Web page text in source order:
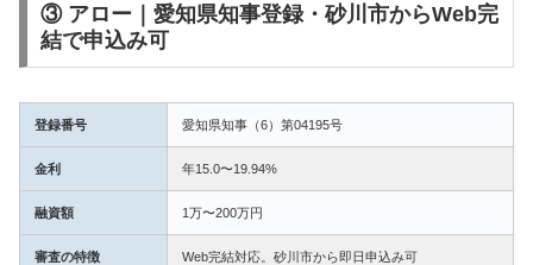
③ アロー｜愛知県知事登録・砂川市からWeb完
結で申込み可
登録番号 愛知県知事（6）第04195号
金利 年15.0〜19.94%
融資額 1万〜200万円
審査の特徴 Web完結対応。砂川市から即日申込み可